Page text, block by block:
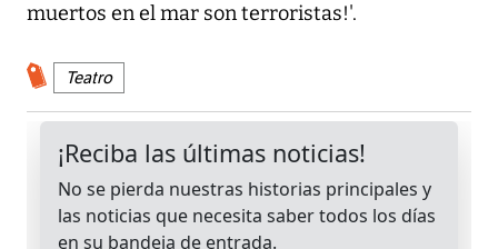
muertos en el mar son terroristas!'.
Teatro